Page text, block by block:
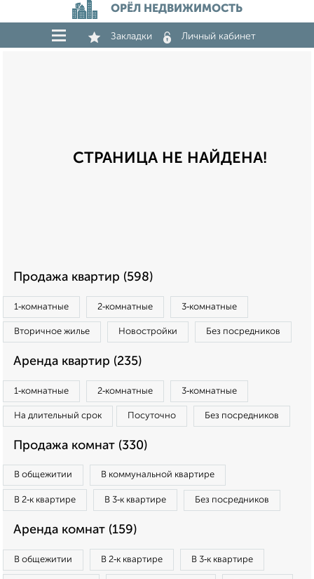
ОРЁЛ НЕДВИЖИМОСТЬ
Закладки Личный кабинет
СТРАНИЦА НЕ НАЙДЕНА!
Продажа квартир (598)
1‑комнатные 2‑комнатные 3‑комнатные
Вторичное жилье Новостройки Без посредников
Аренда квартир (235)
1‑комнатные 2‑комнатные 3‑комнатные
На длительный срок Посуточно Без посредников
Продажа комнат (330)
В общежитии В коммунальной квартире
В 2‑к квартире В 3‑к квартире Без посредников
Аренда комнат (159)
В общежитии В 2‑к квартире В 3‑к квартире